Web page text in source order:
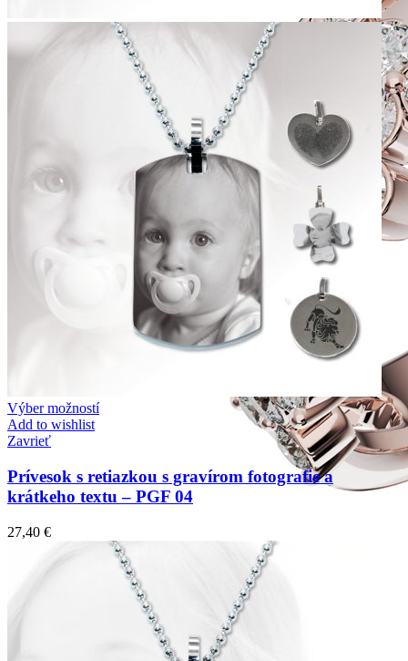
Výber možností
Add to wishlist
Zavrieť
Prívesok s retiazkou s gravírom fotografie a
krátkeho textu – PGF 04
27,40 €